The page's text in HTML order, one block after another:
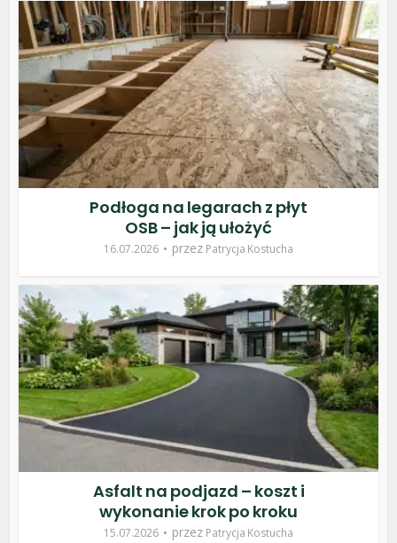
Podłoga na legarach z płyt
OSB – jak ją ułożyć
16.07.2026 przez Patrycja Kostucha
Asfalt na podjazd – koszt i
wykonanie krok po kroku
15.07.2026 przez Patrycja Kostucha